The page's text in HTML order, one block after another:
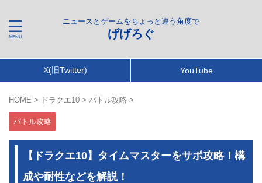
ニュースとゲームをちょっと違う角度で
げげろぐ
X(旧Twitter) YouTube
HOME > ドラクエ10 > バトル攻略 >
バトル攻略
【ドラクエ10】タイムマスターをサポ攻略！構
成や耐性などを解説！